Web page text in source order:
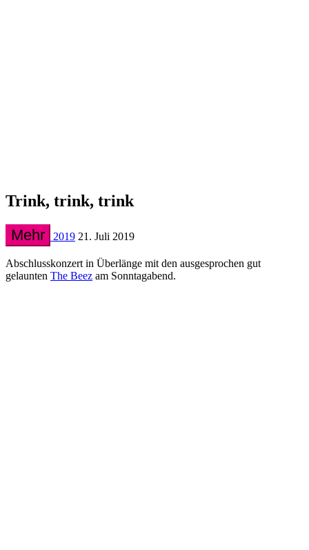
Trink, trink, trink
Mehr 2019 21. Juli 2019
Abschlusskonzert in Überlänge mit den ausgesprochen gut
gelaunten The Beez am Sonntagabend.